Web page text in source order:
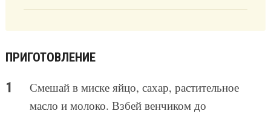
ПРИГОТОВЛЕНИЕ
Смешай в миске яйцо, сахар, растительное
масло и молоко. Взбей венчиком до